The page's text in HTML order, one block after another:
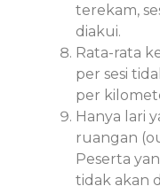
terekam,
diakui.
Rata-rata
per sesi
per
Hanya lari
ruangan
Peserta
tidak akan